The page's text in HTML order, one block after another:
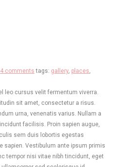
4 comments tags: gallery, places,
leo cursus velit fermentum viverra.
sit amet, consectetur a risus.
urna, venenatis varius. Nullam a
facilisis. Proin sapien augue,
sem duis lobortis egestas
sapien. Vestibulum ante ipsum primis
tempor nisi vitae nibh tincidunt, eget